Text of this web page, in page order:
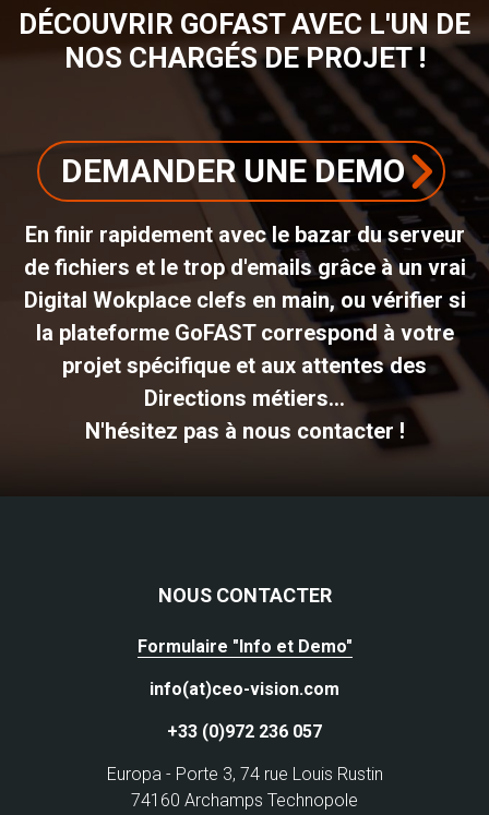
DÉCOUVRIR GOFAST AVEC L'UN DE
NOS CHARGÉS DE PROJET !
DEMANDER UNE DEMO
En finir rapidement avec le bazar du serveur
de fichiers et le trop d'emails grâce à un vrai
Digital Wokplace clefs en main, ou vérifier si
la plateforme GoFAST correspond à votre
projet spécifique et aux attentes des
Directions métiers...
N'hésitez pas à nous contacter !
NOUS CONTACTER
Formulaire "Info et Demo"
info(at)ceo-vision.com
+33 (0)972 236 057
Europa - Porte 3, 74 rue Louis Rustin
74160 Archamps Technopole